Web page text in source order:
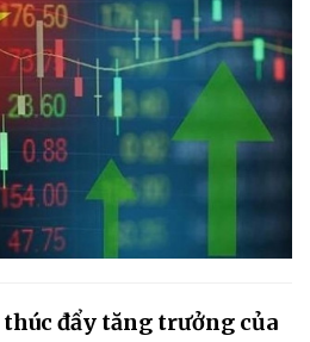
thúc đẩy tăng trưởng của